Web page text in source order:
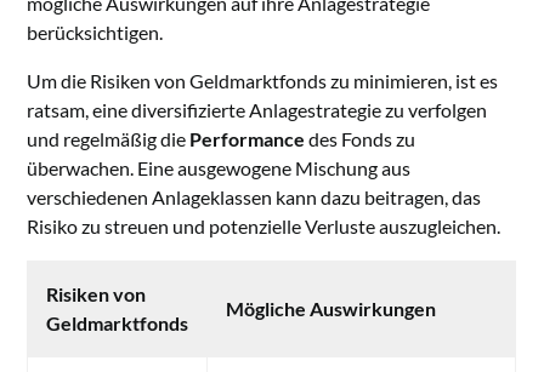
berücksichtigen.
Um die Risiken von Geldmarktfonds zu minimieren, ist es
ratsam, eine diversifizierte Anlagestrategie zu verfolgen
und regelmäßig die Performance des Fonds zu
überwachen. Eine ausgewogene Mischung aus
verschiedenen Anlageklassen kann dazu beitragen, das
Risiko zu streuen und potenzielle Verluste auszugleichen.
Risiken von
Geldmarktfonds
Mögliche Auswirkungen